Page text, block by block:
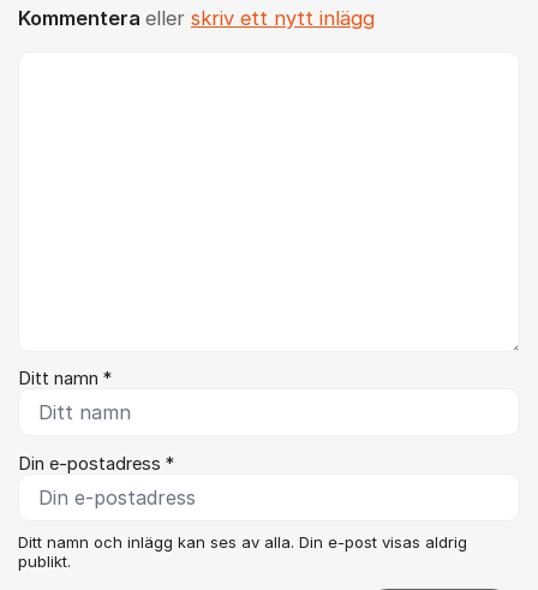
Kommentera eller skriv ett nytt inlägg
Ditt namn *
Din e-postadress *
Ditt namn och inlägg kan ses av alla. Din e-post visas aldrig
publikt.